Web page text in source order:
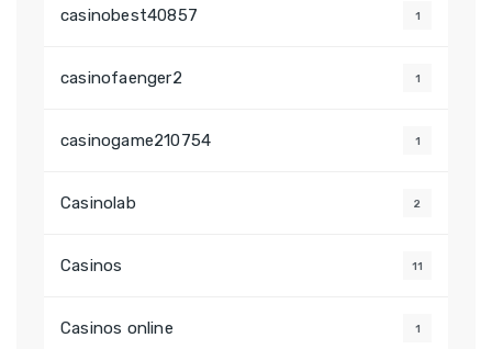
casinobest40857 1
casinofaenger2 1
casinogame210754 1
Casinolab 2
Casinos 11
Casinos online 1